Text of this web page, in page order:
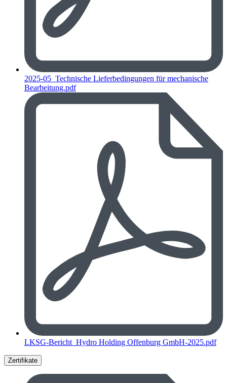
2025-05_Technische Lieferbedingungen für mechanische
Bearbeitung.pdf
LKSG-Bericht_Hydro Holding Offenburg GmbH-2025.pdf
Zertifikate